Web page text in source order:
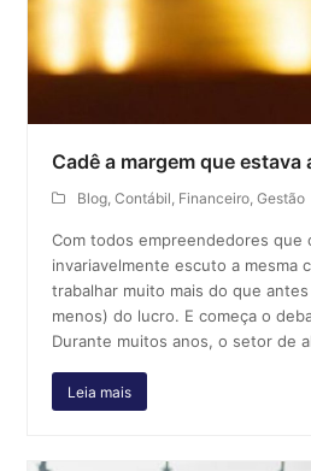
Cadê a margem que estava
Blog,Contábil, Financeiro,Gestão
Com todos empreendedores que
invariavelmente escuto a mesma
trabalhar muito mais do que
menos) do lucro. E começa o
Durante muitos anos, o setor de
Leia mais